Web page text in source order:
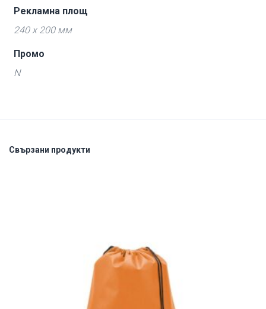
Рекламна площ
240 x 200 мм
Промо
N
Свързани продукти